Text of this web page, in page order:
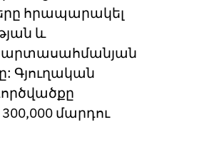
հրապարակել
և
արտասահմանյան
Գյուղական
մարդու